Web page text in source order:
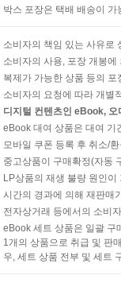
박스 포장은 택배 배송이
소비자의 책임 있는 사유로
소비자의 사용, 포장 개봉
복제가 가능한 상품 등의
소비자의 요청에 따라 개별
디지털 컨텐츠인 eBook,
eBook 대여 상품은 대여 기
모바일 쿠폰 등록 후 취소/
중고상품이 구매확정(자동
LP상품의 재생 불량 원인
시간의 경과에 의해 재판매
전자상거래 등에서의 소비
eBook 세트 상품은 일괄 구
1개의 상품으로 취급 및 판
우, 세트 상품 전부 및 세트